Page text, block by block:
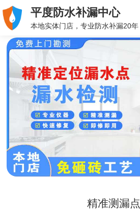
平度防水补漏中心
本地实体门店，专业防水补漏20年
精准测漏点